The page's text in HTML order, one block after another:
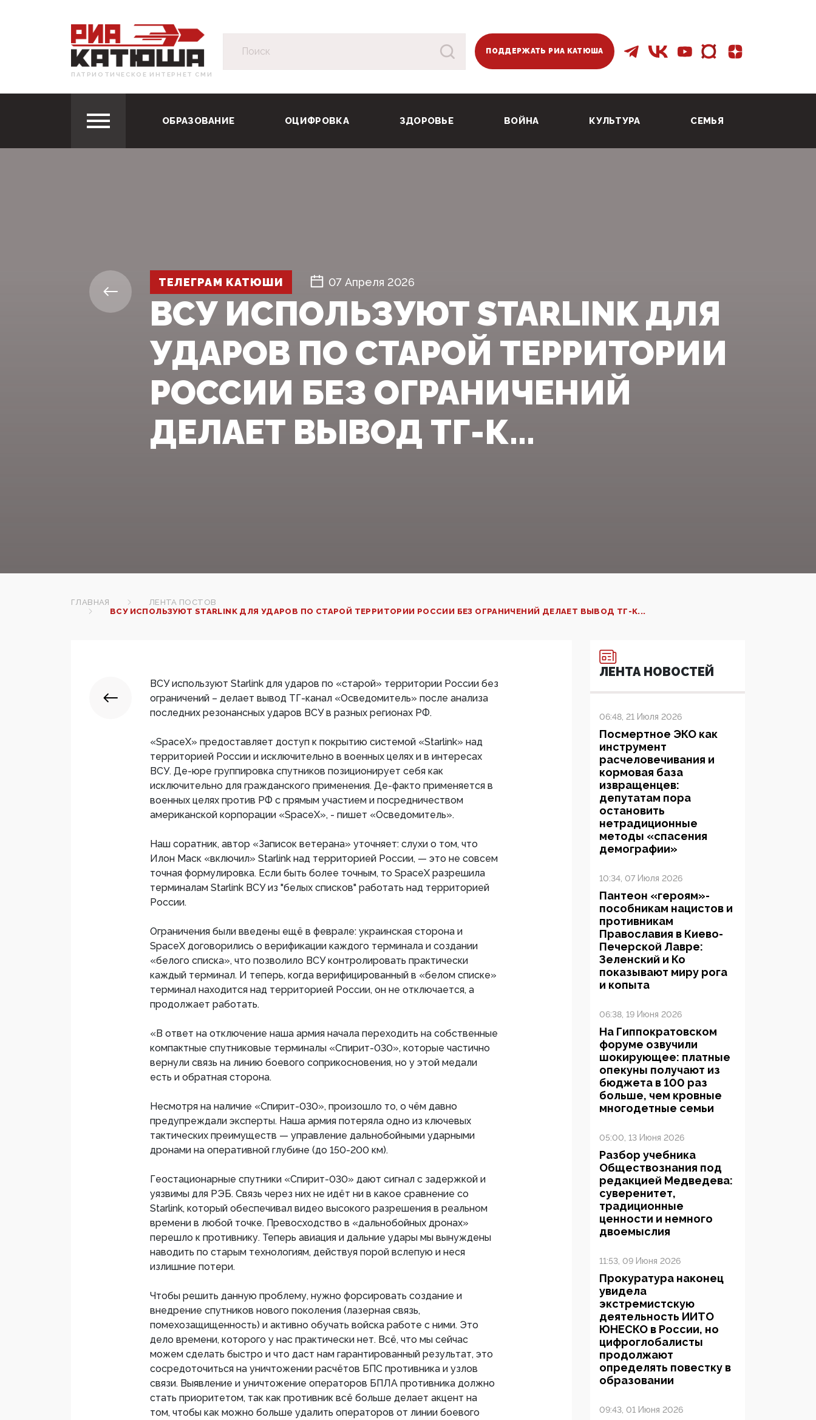
ПАТРИОТИЧЕСКОЕ ИНТЕРНЕТ СМИ
ПОДДЕРЖАТЬ РИА КАТЮША
ОБРАЗОВАНИЕ ОЦИФРОВКА ЗДОРОВЬЕ ВОЙНА КУЛЬТУРА СЕМЬЯ
ТЕЛЕГРАМ КАТЮШИ 07 Апреля 2026
ВСУ ИСПОЛЬЗУЮТ STARLINK ДЛЯ
УДАРОВ ПО СТАРОЙ ТЕРРИТОРИИ
РОССИИ БЕЗ ОГРАНИЧЕНИЙ
ДЕЛАЕТ ВЫВОД ТГ-К...
ГЛАВНАЯ
ЛЕНТА ПОСТОВ
ВСУ ИСПОЛЬЗУЮТ STARLINK ДЛЯ УДАРОВ ПО СТАРОЙ ТЕРРИТОРИИ РОССИИ БЕЗ ОГРАНИЧЕНИЙ ДЕЛАЕТ ВЫВОД ТГ-К...
ВСУ используют Starlink для ударов по «старой» территории России без
ограничений – делает вывод ТГ-канал «Осведомитель» после анализа
последних резонансных ударов ВСУ в разных регионах РФ.
«SpaceX» предоставляет доступ к покрытию системой «Starlink» над
территорией России и исключительно в военных целях и в интересах
ВСУ. Де-юре группировка спутников позиционирует себя как
исключительно для гражданского применения. Де-факто применяется в
военных целях против РФ с прямым участием и посредничеством
американской корпорации «SpaceX», - пишет «Осведомитель».
Наш соратник, автор «Записок ветерана» уточняет: слухи о том, что
Илон Маск «включил» Starlink над территорией России, — это не совсем
точная формулировка. Если быть более точным, то SpaceX разрешила
терминалам Starlink ВСУ из "белых списков" работать над территорией
России.
Ограничения были введены ещё в феврале: украинская сторона и
SpaceX договорились о верификации каждого терминала и создании
«белого списка», что позволило ВСУ контролировать практически
каждый терминал. И теперь, когда верифицированный в «белом списке»
терминал находится над территорией России, он не отключается, а
продолжает работать.
«В ответ на отключение наша армия начала переходить на собственные
компактные спутниковые терминалы «Спирит-030», которые частично
вернули связь на линию боевого соприкосновения, но у этой медали
есть и обратная сторона.
Несмотря на наличие «Спирит-030», произошло то, о чём давно
предупреждали эксперты. Наша армия потеряла одно из ключевых
тактических преимуществ — управление дальнобойными ударными
дронами на оперативной глубине (до 150-200 км).
Геостационарные спутники «Спирит-030» дают сигнал с задержкой и
уязвимы для РЭБ. Связь через них не идёт ни в какое сравнение со
Starlink, который обеспечивал видео высокого разрешения в реальном
времени в любой точке. Превосходство в «дальнобойных дронах»
перешло к противнику. Теперь авиация и дальние удары мы вынуждены
наводить по старым технологиям, действуя порой вслепую и неся
излишние потери.
Чтобы решить данную проблему, нужно форсировать создание и
внедрение спутников нового поколения (лазерная связь,
помехозащищенность) и активно обучать войска работе с ними. Это
дело времени, которого у нас практически нет. Всё, что мы сейчас
можем сделать быстро и что даст нам гарантированный результат, это
сосредоточиться на уничтожении расчётов БПС противника и узлов
связи. Выявление и уничтожение операторов БПЛА противника должно
стать приоритетом, так как противник всё больше делает акцент на
том, чтобы как можно больше удалить операторов от линии боевого
ЛЕНТА НОВОСТЕЙ
06:48, 21 Июля 2026
Посмертное ЭКО как
инструмент
расчеловечивания и
кормовая база
извращенцев:
депутатам пора
остановить
нетрадиционные
методы «спасения
демографии»
10:34, 07 Июля 2026
Пантеон «героям»-
пособникам нацистов и
противникам
Православия в Киево-
Печерской Лавре:
Зеленский и Ко
показывают миру рога
и копыта
06:38, 19 Июня 2026
На Гиппократовском
форуме озвучили
шокирующее: платные
опекуны получают из
бюджета в 100 раз
больше, чем кровные
многодетные семьи
05:00, 13 Июня 2026
Разбор учебника
Обществознания под
редакцией Медведева:
суверенитет,
традиционные
ценности и немного
двоемыслия
11:53, 09 Июня 2026
Прокуратура наконец
увидела
экстремистскую
деятельность ИИТО
ЮНЕСКО в России, но
цифроглобалисты
продолжают
определять повестку в
образовании
09:43, 01 Июня 2026